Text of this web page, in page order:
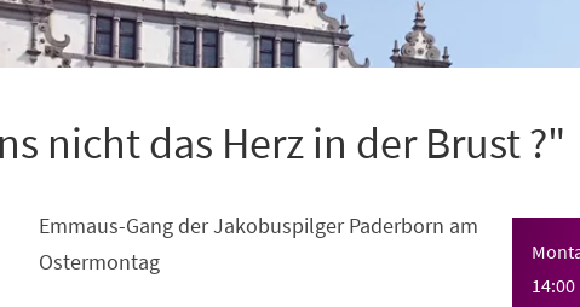
nicht das Herz in der Brust ?"
14:00
Emmaus-Gang der Jakobuspilger Paderborn am
Ostermontag